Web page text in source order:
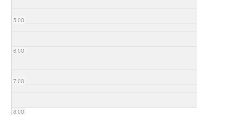
5:00
6:00
7:00
8:00